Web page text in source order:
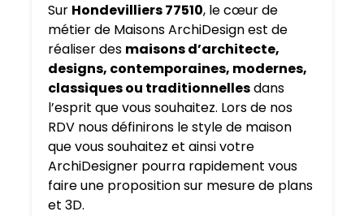
Sur Hondevilliers 77510, le cœur de
métier de Maisons ArchiDesign est de
réaliser des maisons d’architecte,
designs, contemporaines, modernes,
classiques ou traditionnellesdans
l’esprit que vous souhaitez. Lors de nos
RDV nous définirons le style de maison
que vous souhaitez et ainsi votre
ArchiDesigner pourra rapidement vous
faire une proposition sur mesure de plans
et 3D.